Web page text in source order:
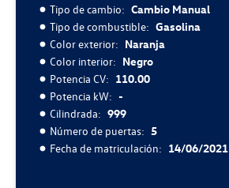
Tipo de cambio: Cambio Manual
Tipo de combustible: Gasolina
Color exterior: Naranja
Color interior: Negro
Potencia CV: 110.00
Potencia kW: -
Cilindrada: 999
Número de puertas: 5
Fecha de matriculación: 14/06/2021